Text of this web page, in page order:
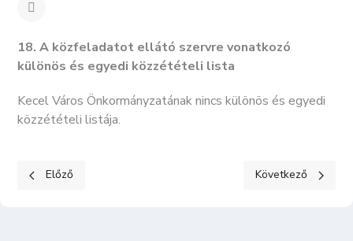
18. A közfeladatot ellátó szervre vonatkozó
különös és egyedi közzétételi lista
Kecel Város Önkormányzatának nincs különös és egyedi
közzétételi listája.
Előző cikk: KÖZÉRDEKŰ ADATOK II. Tevékenységre,
Előző Következő cikk:
Következő